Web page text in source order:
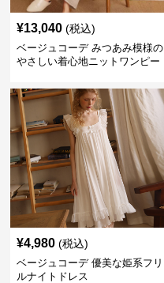
¥13,040 (税込)
ベージュコーデ みつあみ模様の
やさしい着心地ニットワンピー
¥4,980 (税込)
ベージュコーデ 優美な姫系フリ
ルナイトドレス